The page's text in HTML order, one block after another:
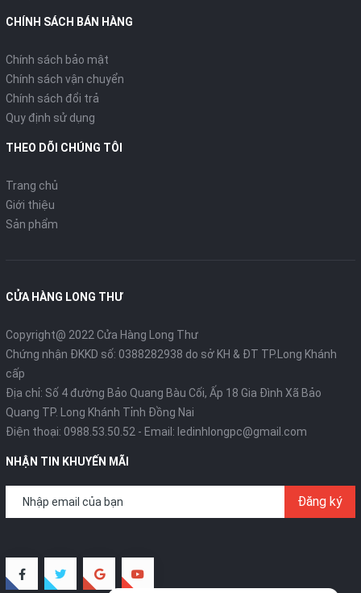
CHÍNH SÁCH BÁN HÀNG
Chính sách bảo mật
Chính sách vận chuyển
Chính sách đổi trả
Quy định sử dụng
THEO DÕI CHÚNG TÔI
Trang chủ
Giới thiệu
Sản phẩm
CỬA HÀNG LONG THƯ
Copyright@ 2022 Cửa Hàng Long Thư
Chứng nhận ĐKKD số: 0388282938 do sở KH & ĐT TP.Long Khánh
cấp
Địa chỉ: Số 4 đường Bảo Quang Bàu Cối, Ấp 18 Gia Đình Xã Bảo
Quang TP. Long Khánh Tỉnh Đồng Nai
Điện thoại: 0988.53.50.52 - Email: ledinhlongpc@gmail.com
NHẬN TIN KHUYẾN MÃI
Đăng ký